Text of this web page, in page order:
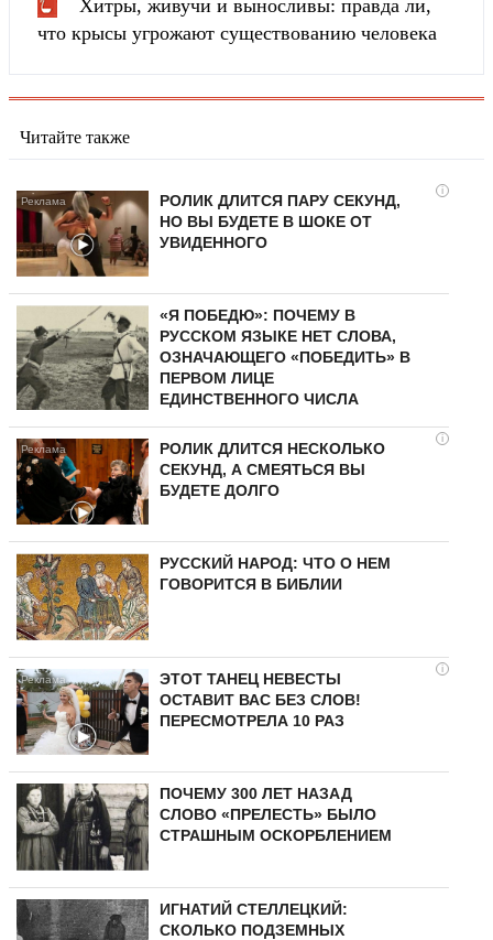
Хитры, живучи и выносливы: правда ли,
что крысы угрожают существованию человека
Читайте также
i
РОЛИК ДЛИТСЯ ПАРУ СЕКУНД,
НО ВЫ БУДЕТЕ В ШОКЕ ОТ
УВИДЕННОГО
«Я ПОБЕДЮ»: ПОЧЕМУ В
РУССКОМ ЯЗЫКЕ НЕТ СЛОВА,
ОЗНАЧАЮЩЕГО «ПОБЕДИТЬ» В
ПЕРВОМ ЛИЦЕ
ЕДИНСТВЕННОГО ЧИСЛА
i
РОЛИК ДЛИТСЯ НЕСКОЛЬКО
СЕКУНД, А СМЕЯТЬСЯ ВЫ
БУДЕТЕ ДОЛГО
РУССКИЙ НАРОД: ЧТО О НЕМ
ГОВОРИТСЯ В БИБЛИИ
i
ЭТОТ ТАНЕЦ НЕВЕСТЫ
ОСТАВИТ ВАС БЕЗ СЛОВ!
ПЕРЕСМОТРЕЛА 10 РАЗ
ПОЧЕМУ 300 ЛЕТ НАЗАД
СЛОВО «ПРЕЛЕСТЬ» БЫЛО
СТРАШНЫМ ОСКОРБЛЕНИЕМ
ИГНАТИЙ СТЕЛЛЕЦКИЙ:
СКОЛЬКО ПОДЗЕМНЫХ